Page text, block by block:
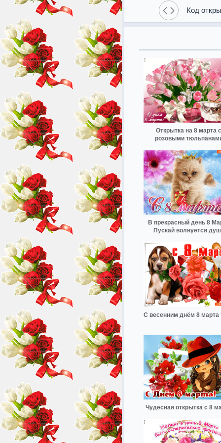
Код
Открытка на 8 марта с
розовыми
В прекрасный день 8
Пускай волнуется
С весенним днём 8 марта
Чудесная открытка с 8